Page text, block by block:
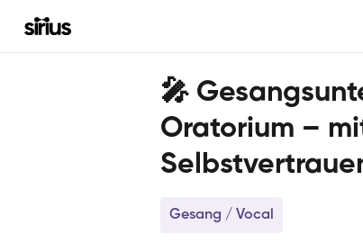
🎤
Oratorium –
Gesang / Vocal